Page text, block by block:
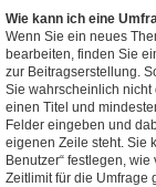
Wie kann ich eine
Wenn Sie ein neues
bearbeiten, finden Sie
zur Beitragserstellung.
Sie wahrscheinlich nicht
einen Titel und
Felder eingeben und
eigenen Zeile steht. Sie
Benutzer“ festlegen,
Zeitlimit für die Umfrage